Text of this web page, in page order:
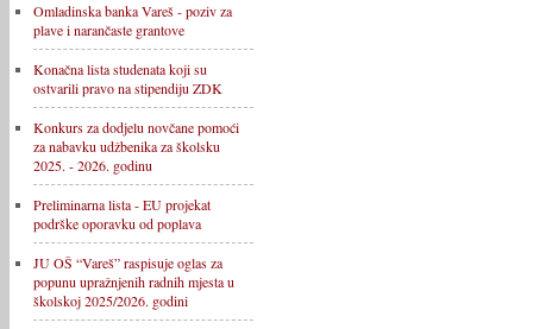
Omladinska banka Vareš - poziv za
plave i narančaste grantove
Konačna lista studenata koji su
ostvarili pravo na stipendiju ZDK
Konkurs za dodjelu novčane pomoći
za nabavku udžbenika za školsku
2025. - 2026. godinu
Preliminarna lista - EU projekat
podrške oporavku od poplava
JU OŠ “Vareš” raspisuje oglas za
popunu upražnjenih radnih mjesta u
školskoj 2025/2026. godini